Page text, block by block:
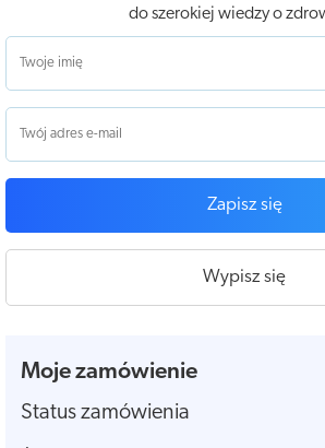
do szerokiej wiedzy o
Zapisz się
Wypisz się
Moje zamówienie
Status zamówienia